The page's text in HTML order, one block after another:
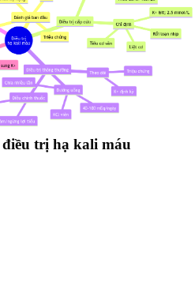
điều trị hạ kali máu